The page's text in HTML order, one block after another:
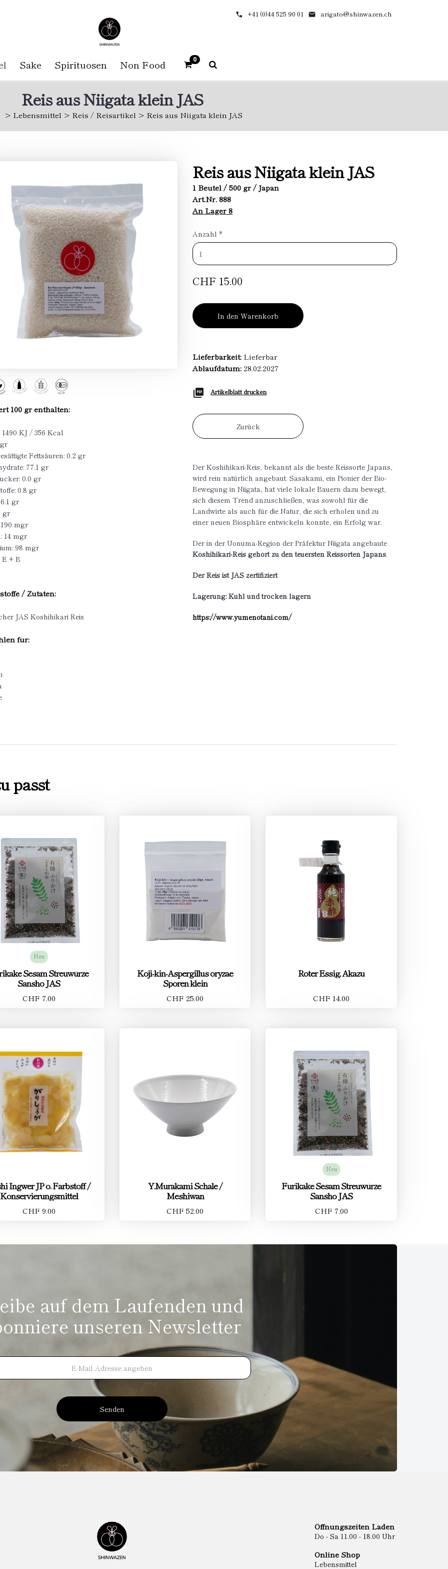
+41 (0)44 525 90 01 arigato@shinwazen.ch
Sake Spirituosen Non Food 0
Reis aus Niigata klein JAS
Lebensmittel Reis / Reisartikel Reis aus Niigata klein JAS
100 gr enthalten:
KJ / 356 Kcal
Fettsäuren: 0.2 gr
77.1 gr
0.0 gr
0.8 gr
gr
gr
mgr
14 mgr
98 mgr
+ B
/ Zutaten:
JAS Koshihikari Reis
für:
Reis aus Niigata klein JAS
1 Beutel / 500 gr / Japan
Art.Nr. 888
An Lager 8
Anzahl *
CHF 15.00
In den Warenkorb
Lieferbarkeit: Lieferbar
Ablaufdatum: 28.02.2027
Artikelblatt drucken
Zurück
Der Koshihikari-Reis, bekannt als die beste Reissorte Japans,
wird rein natürlich angebaut. Sasakami, ein Pionier der Bio-
Bewegung in Niigata, hat viele lokale Bauern dazu bewegt,
sich diesem Trend anzuschließen, was sowohl für die
Landwirte als auch für die Natur, die sich erholen und zu
einer neuen Biosphäre entwickeln konnte, ein Erfolg war.
Der in der Uonuma-Region der Präfektur Niigata angebaute
Koshihikari-Reis gehört zu den teuersten Reissorten Japans.
Der Reis ist JAS zertifiziert
Lagerung: Kühl und trocken lagern
https://www.yumenotani.com/
passt
Neu
Sesam Streuwürze
Sansho JAS
CHF 7.00
Koji-kin-Aspergillus oryzae
Sporen klein
CHF 25.00
Roter Essig, Akazu
CHF 14.00
Ingwer JP o. Farbstoff /
Konservierungsmittel
CHF 9.00
Y.Murakami Schale /
Meshiwan
CHF 52.00
Neu
Furikake Sesam Streuwürze
Sansho JAS
CHF 7.00
auf dem Laufenden und
unseren Newsletter
Senden
Öffnungszeiten Laden
Do - Sa 11.00 - 18.00 Uhr
Online Shop
Lebensmittel